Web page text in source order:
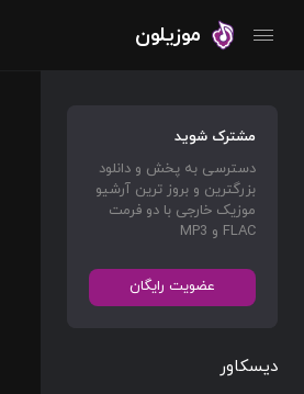
موزیلون
مشترک شوید
دسترسی به پخش و دانلود
بزرگترین و بروز ترین آرشیو
موزیک خارجی با دو فرمت
FLAC و MP3
عضویت رایگان
دیسکاور